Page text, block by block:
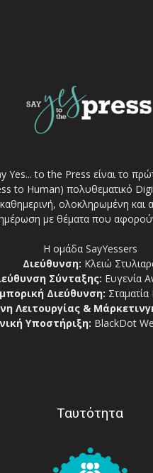
Yes... to the Press είναι το
to Human) πολυθεματικό
ολοκληρωμένη και
με θέματα που
Η ομάδα SayYessers
Διεύθυνση: Κλειώ
Σύνταξης: Ευγενία
Διεύθυνση:
Λειτουργίας &
Υποστήριξη: BlackDot
Ταυτότητα